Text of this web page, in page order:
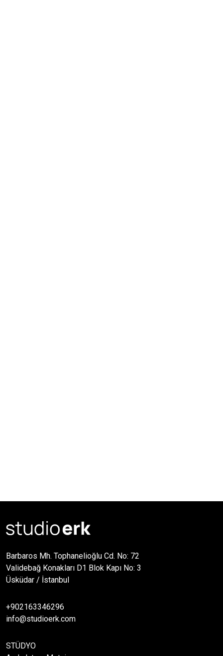
Barbaros Mh. Tophanelioğlu Cd. No: 72
Validebağ Konakları D1 Blok Kapı No: 3
Üsküdar / İstanbul
+902163346296
info@studioerk.com
STÜDYO